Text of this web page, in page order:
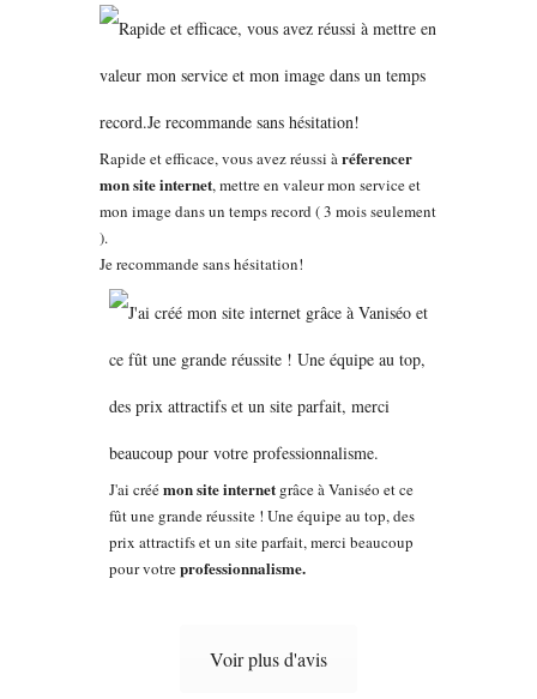
Rapide et efficace, vous avez réussi àréferencer
mon site internet, mettre en valeur mon service et
mon image dans un temps record ( 3 mois seulement
).
Je recommande sans hésitation!
J'ai créémon site internet grâce à Vaniséo et ce
fût une grande réussite ! Une équipe au top, des
prix attractifs et un site parfait, merci beaucoup
pour votreprofessionnalisme.
Voir plus d'avis